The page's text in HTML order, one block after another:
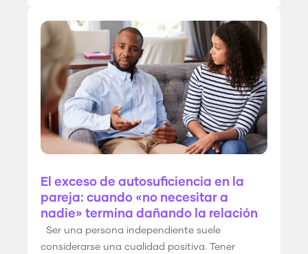
El exceso de autosuficiencia en la
pareja: cuando «no necesitar a
nadie» termina dañando la relación
Ser una persona independiente suele
considerarse una cualidad positiva. Tener